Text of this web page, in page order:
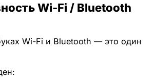
Wi-Fi / Bluetooth
Wi-Fi и Bluetooth — это один